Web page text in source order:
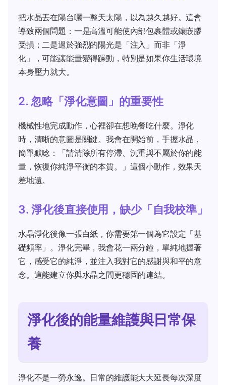
把水晶丟在陽台曬一整天太陽，以為越久越好。這會
導致兩個問題：一是高溫可能使內部包裹體或鑲嵌膠
受損；二是過於強烈的陽光是「注入」而非「淨
化」，可能讓能量變得躁動，特別是如果你生活環境
本身壓力就大。
2. 忽略「淨化意圖」的重要性
機械性地完成動作，心裡卻在想晚餐吃什麼。淨化
時，清晰的意圖是關鍵。我會在開始前，手握水晶，
簡單默唸：「請清除所有停滯、沉重與不屬於你的能
量，恢復你純淨平衡的本質。」這個小動作，效果天
差地遠。
3. 淨化後直接使用，缺少「自我校準」
水晶淨化後像一張白紙，你需要第一個為它設定「基
礎頻率」。淨化完畢，我會花一兩分鐘，單純地握著
它，感受它的純淨，並注入我對它的感謝與和平的意
念。這能建立你與水晶之間更穩固的連結。
淨化後的能量維護與日常保
養
淨化不是一勞永逸。日常的維護能大大延長每次深度